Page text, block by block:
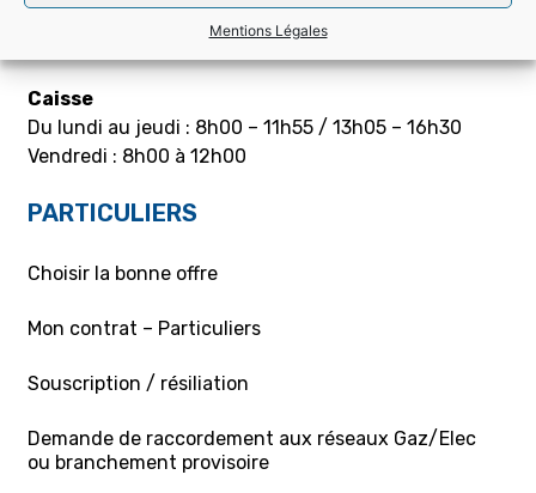
Mentions Légales
Du lundi au jeudi : 8h00 – 11h55 /13h05 – 16h55
Vendredi : 8h00 à 12h00
Caisse
Du lundi au jeudi : 8h00 – 11h55 / 13h05 – 16h30
Vendredi : 8h00 à 12h00
PARTICULIERS
Choisir la bonne offre
Mon contrat – Particuliers
Souscription / résiliation
Demande de raccordement aux réseaux Gaz/Elec
ou branchement provisoire